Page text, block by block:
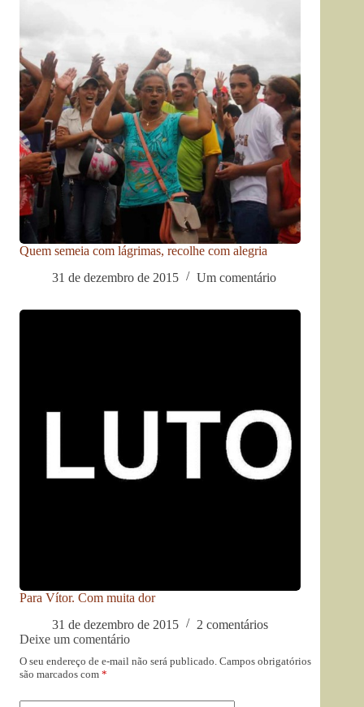
Quem semeia com lágrimas, recolhe com alegria
31 de dezembro de 2015
Um comentário
Para Vítor. Com muita dor
31 de dezembro de 2015
2 comentários
Deixe um comentário
O seu endereço de e-mail não será publicado. Campos obrigatórios
são marcados com *